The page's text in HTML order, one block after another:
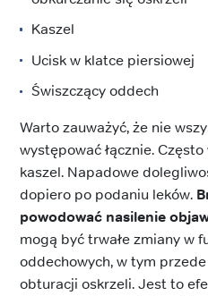
Kaszel
Ucisk w klatce piersiowej
Świszczący oddech
Warto zauważyć, że nie
występować łącznie.
kaszel. Napadowe
dopiero po podaniu leków.
powodować nasilenie
mogą być trwałe zmiany w
oddechowych, w tym
obturacji oskrzeli. Jest to